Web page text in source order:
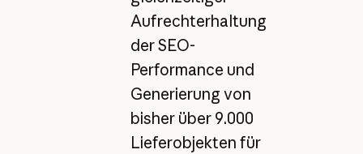
Aufrechterhaltung
der SEO-
Performance und
Generierung von
bisher über 9.000
Lieferobjekten für